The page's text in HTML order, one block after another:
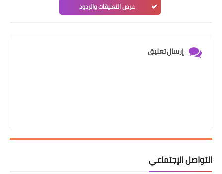
عرض التعليقات والردود
إرسال تعليق
التواصل الإجتماعي